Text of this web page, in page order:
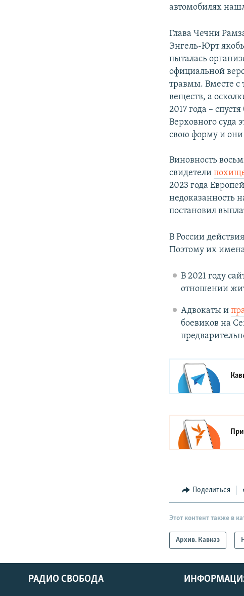
автомобилях
Глава Чечни
Энгель-Юрт
пыталась
официальной
травмы. Вместе
веществ, а
2017 года –
Верховного суда
свою форму и они
Виновность
свидетели
2023 года
недоказанность
постановил
В России
Поэтому их
В 2021 году
отношении
Адвокаты и
боевиков на
Поделиться
Этот контент также в
Архив. Кавказ
РАДИО СВОБОДА